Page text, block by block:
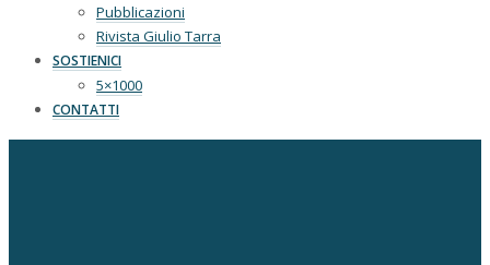
Pubblicazioni
Rivista Giulio Tarra
SOSTIENICI
5×1000
CONTATTI